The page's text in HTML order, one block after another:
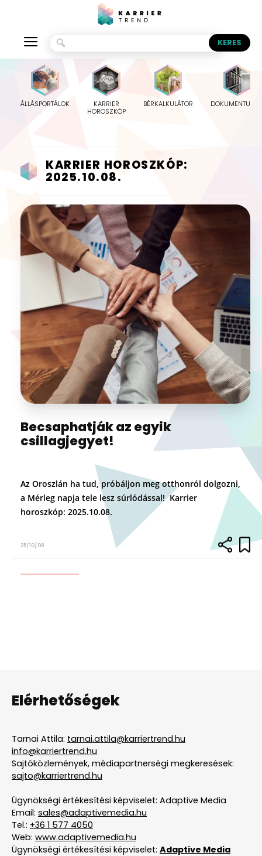
ÁLLÁSPORTÁLOK
KARRIER
HOROSZKÓP
BÉRKALKULÁTOR
KARRIER HOROSZKÓP:
2025.10.08.
Becsaphatják az egyik
csillagjegyet!
Az Oroszlán ha tud, próbáljon meg otthonról dolgozni,
a Mérleg napja tele lesz súrlódással! Karrier
horoszkóp: 2025.10.08.
25/10/08
Elérhetőségek
Tarnai Attila: tarnai.attila@karriertrend.hu
info@karriertrend.hu
Sajtóközlemények, médiapartnerségi megkeresések:
sajto@karriertrend.hu
Ügynökségi értékesítési képviselet: Adaptive Media
Email: sales@adaptivemedia.hu
Tel.: +36 1 577 4050
Web: www.adaptivemedia.hu
Ügynökségi értékesítési képviselet: Adaptive Media